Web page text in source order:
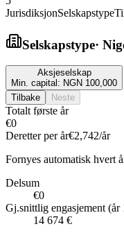
JurisdiksjonSelskapstype
Selskapstype·
Aksjeselskap
Min. capital: NGN 100,000
Tilbake
Neste
Totalt første år
€0
Deretter per år€2,742/år
Fornyes automatisk hvert
Delsum
€0
Gj.snittlig engasjement (år
14 674 €